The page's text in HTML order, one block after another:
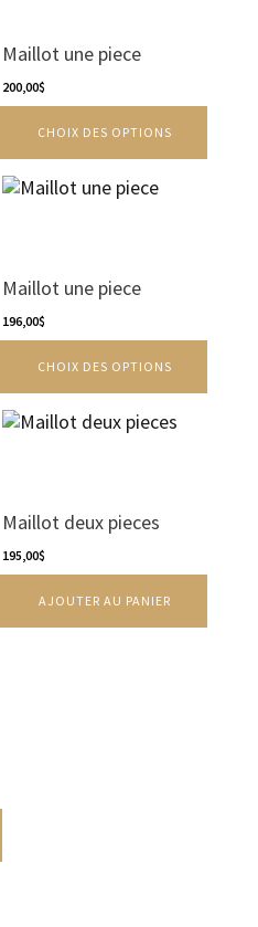
produit
Maillot une piece
200,00$
CHOIX DES OPTIONS
variations.
Les
options
peuvent
choisies
sur
produit
Maillot une piece
196,00$
CHOIX DES OPTIONS
Ce
variations.
Les
options
peuvent
choisies
sur
produit
Maillot deux pieces
195,00$
AJOUTER AU PANIER